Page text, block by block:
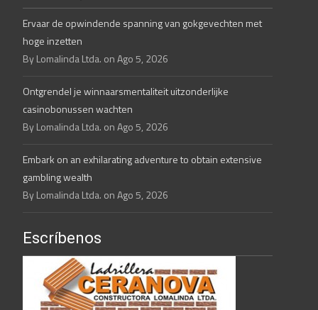
Ervaar de opwindende spanning van gokgevechten met
hoge inzetten
By Lomalinda Ltda. on Ago 5, 2026
Ontgrendel je winnaarsmentaliteit uitzonderlijke
casinobonussen wachten
By Lomalinda Ltda. on Ago 5, 2026
Embark on an exhilarating adventure to obtain extensive
gambling wealth
By Lomalinda Ltda. on Ago 5, 2026
Escríbenos